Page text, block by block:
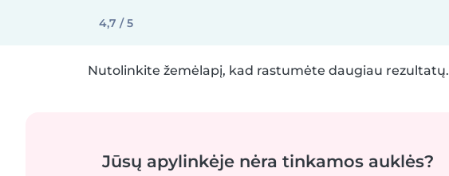
4,7 / 5
Nutolinkite žemėlapį, kad rastumėte daugiau rezultatų.
Jūsų apylinkėje nėra tinkamos auklės?